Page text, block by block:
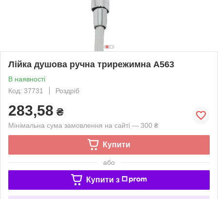
Лійка душова ручна трирежимна А563
В наявності
Код: 37731
Роздріб
283,58 ₴
Мінімальна сума замовлення на сайті — 300 ₴
Купити
або
Купити з